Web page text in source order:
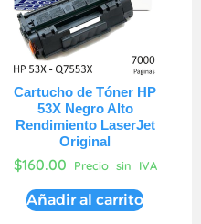
Cartucho de Tóner HP
53X Negro Alto
Rendimiento LaserJet
Original
$160.00 Precio sin IVA
Añadir al carrito